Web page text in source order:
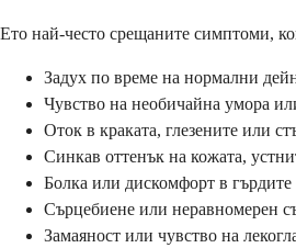
Ето най-често срещаните симптоми,
Задух по време на нормални
Чувство на необичайна умора
Оток в краката, глезените или
Синкав оттенък на кожата,
Болка или дискомфорт в гърдите
Сърцебиене или неравномерен
Замаяност или чувство на